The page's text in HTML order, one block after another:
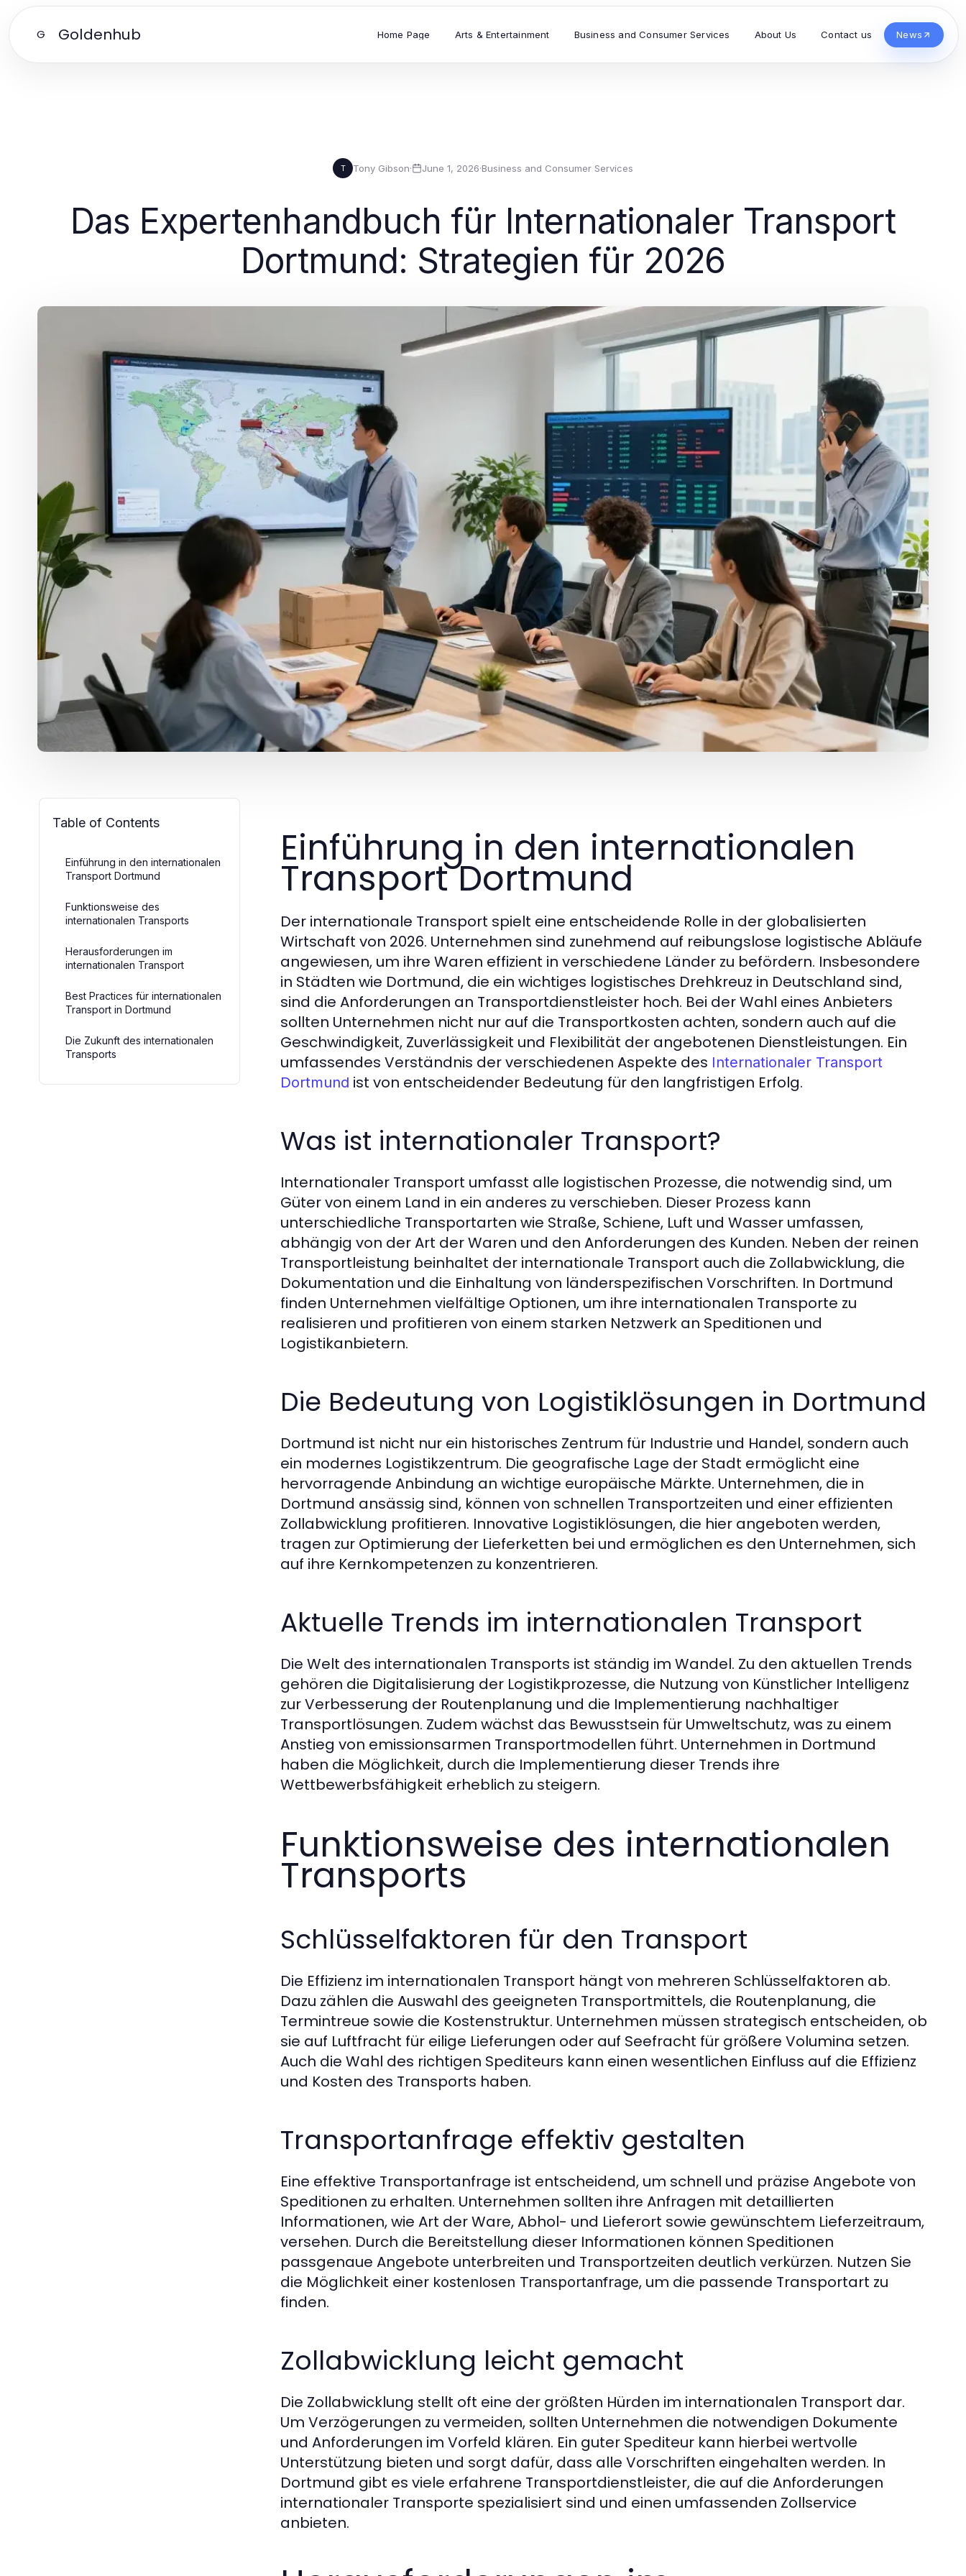
G Goldenhub Home Page Arts & Entertainment Business and Consumer Services About Us Contact us News
T Tony Gibson· June 1, 2026·Business and Consumer Services
Das Expertenhandbuch für Internationaler Transport
Dortmund: Strategien für 2026
Table of Contents
Einführung in den internationalen
Transport Dortmund
Funktionsweise des
internationalen Transports
Herausforderungen im
internationalen Transport
Best Practices für internationalen
Transport in Dortmund
Die Zukunft des internationalen
Transports
Einführung in den internationalen
Transport Dortmund
Der internationale Transport spielt eine entscheidende Rolle in der globalisierten
Wirtschaft von 2026. Unternehmen sind zunehmend auf reibungslose logistische Abläufe
angewiesen, um ihre Waren effizient in verschiedene Länder zu befördern. Insbesondere
in Städten wie Dortmund, die ein wichtiges logistisches Drehkreuz in Deutschland sind,
sind die Anforderungen an Transportdienstleister hoch. Bei der Wahl eines Anbieters
sollten Unternehmen nicht nur auf die Transportkosten achten, sondern auch auf die
Geschwindigkeit, Zuverlässigkeit und Flexibilität der angebotenen Dienstleistungen. Ein
umfassendes Verständnis der verschiedenen Aspekte des Internationaler Transport
Dortmund ist von entscheidender Bedeutung für den langfristigen Erfolg.
Was ist internationaler Transport?
Internationaler Transport umfasst alle logistischen Prozesse, die notwendig sind, um
Güter von einem Land in ein anderes zu verschieben. Dieser Prozess kann
unterschiedliche Transportarten wie Straße, Schiene, Luft und Wasser umfassen,
abhängig von der Art der Waren und den Anforderungen des Kunden. Neben der reinen
Transportleistung beinhaltet der internationale Transport auch die Zollabwicklung, die
Dokumentation und die Einhaltung von länderspezifischen Vorschriften. In Dortmund
finden Unternehmen vielfältige Optionen, um ihre internationalen Transporte zu
realisieren und profitieren von einem starken Netzwerk an Speditionen und
Logistikanbietern.
Die Bedeutung von Logistiklösungen in Dortmund
Dortmund ist nicht nur ein historisches Zentrum für Industrie und Handel, sondern auch
ein modernes Logistikzentrum. Die geografische Lage der Stadt ermöglicht eine
hervorragende Anbindung an wichtige europäische Märkte. Unternehmen, die in
Dortmund ansässig sind, können von schnellen Transportzeiten und einer effizienten
Zollabwicklung profitieren. Innovative Logistiklösungen, die hier angeboten werden,
tragen zur Optimierung der Lieferketten bei und ermöglichen es den Unternehmen, sich
auf ihre Kernkompetenzen zu konzentrieren.
Aktuelle Trends im internationalen Transport
Die Welt des internationalen Transports ist ständig im Wandel. Zu den aktuellen Trends
gehören die Digitalisierung der Logistikprozesse, die Nutzung von Künstlicher Intelligenz
zur Verbesserung der Routenplanung und die Implementierung nachhaltiger
Transportlösungen. Zudem wächst das Bewusstsein für Umweltschutz, was zu einem
Anstieg von emissionsarmen Transportmodellen führt. Unternehmen in Dortmund
haben die Möglichkeit, durch die Implementierung dieser Trends ihre
Wettbewerbsfähigkeit erheblich zu steigern.
Funktionsweise des internationalen
Transports
Schlüsselfaktoren für den Transport
Die Effizienz im internationalen Transport hängt von mehreren Schlüsselfaktoren ab.
Dazu zählen die Auswahl des geeigneten Transportmittels, die Routenplanung, die
Termintreue sowie die Kostenstruktur. Unternehmen müssen strategisch entscheiden, ob
sie auf Luftfracht für eilige Lieferungen oder auf Seefracht für größere Volumina setzen.
Auch die Wahl des richtigen Spediteurs kann einen wesentlichen Einfluss auf die Effizienz
und Kosten des Transports haben.
Transportanfrage effektiv gestalten
Eine effektive Transportanfrage ist entscheidend, um schnell und präzise Angebote von
Speditionen zu erhalten. Unternehmen sollten ihre Anfragen mit detaillierten
Informationen, wie Art der Ware, Abhol- und Lieferort sowie gewünschtem Lieferzeitraum,
versehen. Durch die Bereitstellung dieser Informationen können Speditionen
passgenaue Angebote unterbreiten und Transportzeiten deutlich verkürzen. Nutzen Sie
die Möglichkeit einer kostenlosen Transportanfrage, um die passende Transportart zu
finden.
Zollabwicklung leicht gemacht
Die Zollabwicklung stellt oft eine der größten Hürden im internationalen Transport dar.
Um Verzögerungen zu vermeiden, sollten Unternehmen die notwendigen Dokumente
und Anforderungen im Vorfeld klären. Ein guter Spediteur kann hierbei wertvolle
Unterstützung bieten und sorgt dafür, dass alle Vorschriften eingehalten werden. In
Dortmund gibt es viele erfahrene Transportdienstleister, die auf die Anforderungen
internationaler Transporte spezialisiert sind und einen umfassenden Zollservice
anbieten.